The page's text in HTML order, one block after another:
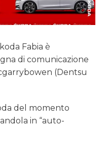
Fabia è
di comunicazione
(Dentsu
del momento
in “auto-